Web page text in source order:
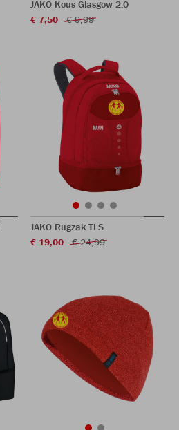
JAKO Kous Glasgow 2.0
€ 7,50
€ 9,99
JAKO Rugzak TLS
€ 19,00
€ 24,99